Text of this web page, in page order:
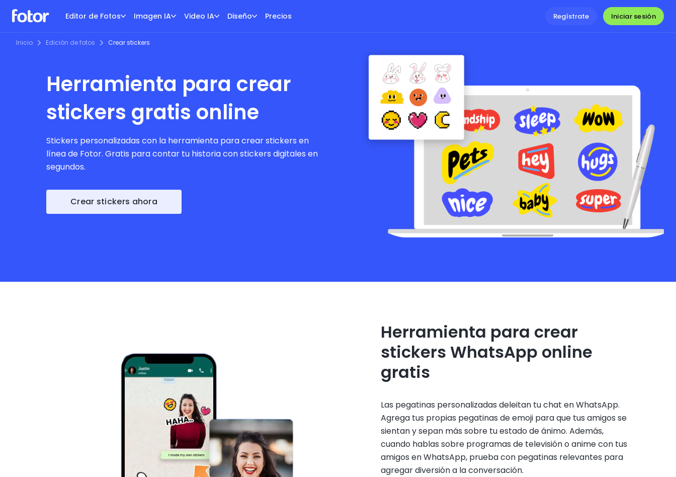
Editor de Fotos Imagen IA Video IA Diseño Precios Regístrate Iniciar sesión
Inicio Edición de fotos Crear stickers
Herramienta para crear
stickers gratis online
Stickers personalizadas con la herramienta para crear stickers en
línea de Fotor. Gratis para contar tu historia con stickers digitales en
segundos.
Crear stickers ahora
Herramienta para crear
stickers WhatsApp online
gratis
Las pegatinas personalizadas deleitan tu chat en WhatsApp.
Agrega tus propias pegatinas de emoji para que tus amigos se
sientan y sepan más sobre tu estado de ánimo. Además,
cuando hablas sobre programas de televisión o anime con tus
amigos en WhatsApp, prueba con pegatinas relevantes para
agregar diversión a la conversación.